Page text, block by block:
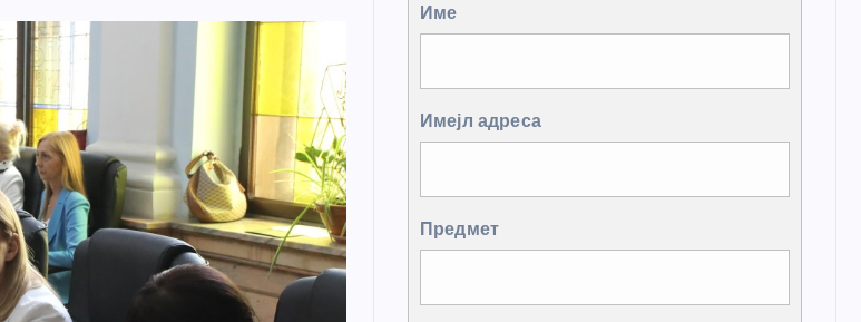
Име
Имејл адреса
Предмет